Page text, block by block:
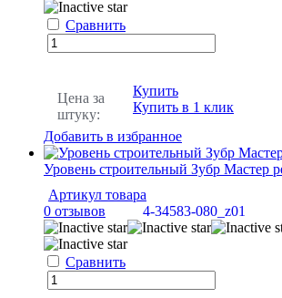
Сравнить
Цена за
штуку:
Купить
Купить в 1 клик
Добавить в избранное
Уровень строительный Зубр Мастер
Артикул товара
4-34583-080_z01
0 отзывов
Сравнить